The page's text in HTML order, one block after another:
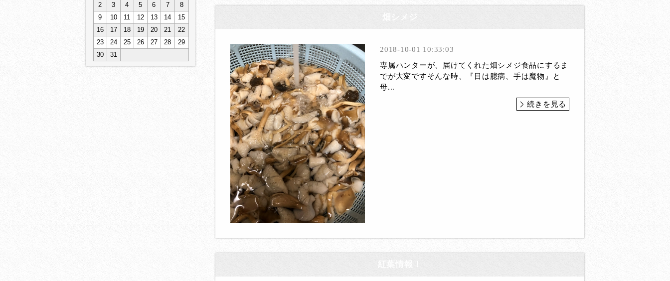
2
3 4 5 6 7
8
9
10 11 12 13 14
15
16
17 18 19 20 21
22
23
24 25 26 27 28
29
30
31
畑シメジ
2018-10-01 10:33:03
専属ハンターが、届けてくれた畑シメジ食品にするま
でが大変ですそんな時、『目は臆病、手は魔物』と
母...
続きを見る
紅葉情報！